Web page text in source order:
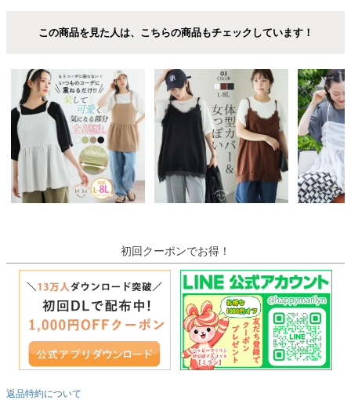
この商品を見た人は、こちらの商品もチェックしています！
初回クーポンでお得！
返品特約について